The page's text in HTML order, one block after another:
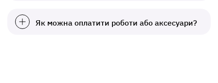
Як можна оплатити роботи або аксесуари?